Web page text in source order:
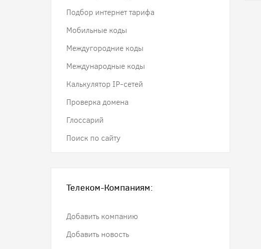
Подбор интернет тарифа
Мобильные коды
Междугородние коды
Международные коды
Калькулятор IP-сетей
Проверка домена
Глоссарий
Поиск по сайту
Телеком-Компаниям:
Добавить компанию
Добавить новость